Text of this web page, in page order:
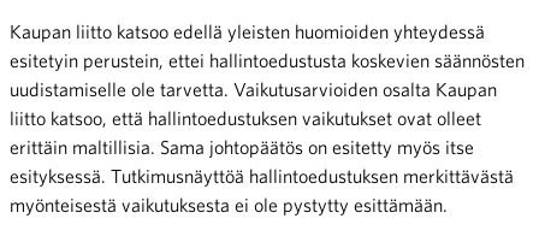
Kaupan liitto katsoo edellä yleisten huomioiden yhteydessä
esitetyin perustein, ettei hallintoedustusta koskevien säännösten
uudistamiselle ole tarvetta. Vaikutusarvioiden osalta Kaupan
liitto katsoo, että hallintoedustuksen vaikutukset ovat olleet
erittäin maltillisia. Sama johtopäätös on esitetty myös itse
esityksessä. Tutkimusnäyttöä hallintoedustuksen merkittävästä
myönteisestä vaikutuksesta ei ole pystytty esittämään.